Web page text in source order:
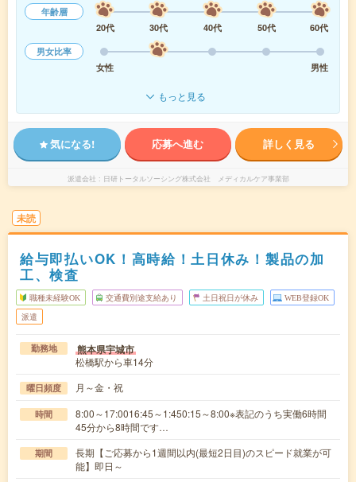
年齢層
20代
30代 40代 50代
60代
男女比率
女性
男性
もっと見る
気になる! 応募へ進む 詳しく見る
派遣会社 日研トータルソーシング株式会社 メディカルケア事業部
未読
給与即払いOK！高時給！土日休み！製品の加
工、検査
職種未経験OK 交通費別途支給あり 土日祝日が休み WEB登録OK
派遣
勤務地 熊本県宇城市
松橋駅から車14分
曜日頻度 月～金・祝
時間
8:00～17:0016:45～1:450:15～8:00※表記のうち実働6時間
45分から8時間です…
期間
長期【ご応募から1週間以内(最短2日目)のスピード就業が可
能】即日～